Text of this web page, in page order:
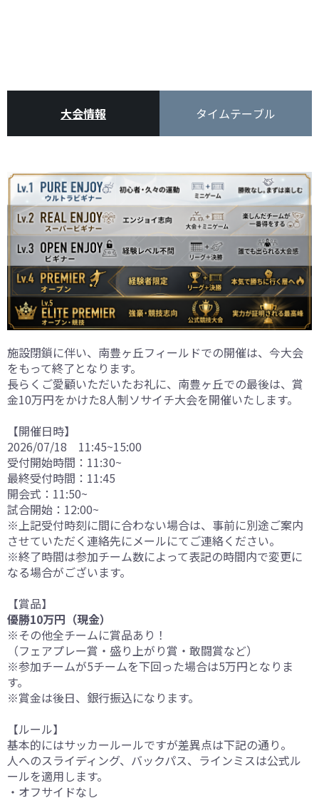
大会情報 タイムテーブル
施設閉鎖に伴い、南豊ヶ丘フィールドでの開催は、今大会
をもって終了となります。
長らくご愛顧いただいたお礼に、南豊ヶ丘での最後は、賞
金10万円をかけた8人制ソサイチ大会を開催いたします。
【開催日時】
2026/07/18 11:45~15:00
受付開始時間：11:30~
最終受付時間：11:45
開会式：11:50~
試合開始：12:00~
※上記受付時刻に間に合わない場合は、事前に別途ご案内
させていただく連絡先にメールにてご連絡ください。
※終了時間は参加チーム数によって表記の時間内で変更に
なる場合がございます。
【賞品】
優勝10万円（現金）
※その他全チームに賞品あり！
（フェアプレー賞・盛り上がり賞・敢闘賞など）
※参加チームが5チームを下回った場合は5万円となりま
す。
※賞金は後日、銀行振込になります。
【ルール】
基本的にはサッカールールですが差異点は下記の通り。
人へのスライディング、バックパス、ラインミスは公式ル
ールを適用します。
・オフサイドなし